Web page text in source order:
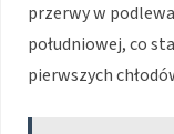
przerwy w
południowej, co
pierwszych